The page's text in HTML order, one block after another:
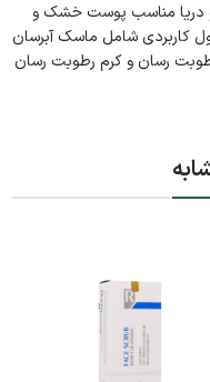
و دریا مناسب پوست خشک و
نموده که در آن ۴ محصول کاربردی شامل ماسک آبرسان
رسان و کرم رطوبت رسان